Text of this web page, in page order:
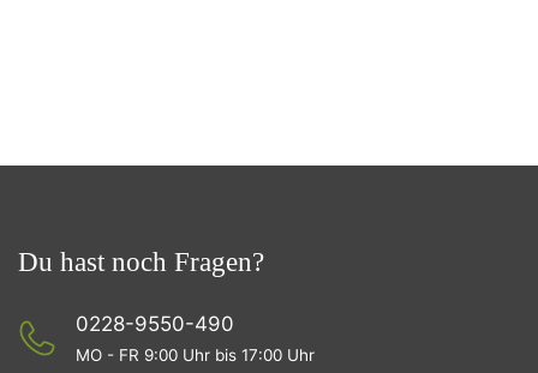
Du hast noch Fragen?
0228-9550-490
MO - FR 9:00 Uhr bis 17:00 Uhr